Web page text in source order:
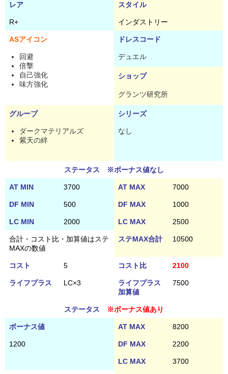
レア スタイル
R+ インダストリー
ASアイコン ドレスコード
回避
倍撃
自己強化
味方強化
デュエル
ショップ
グランツ研究所
グループ シリーズ
ダークマテリアルズ
紫天の絆
なし
ステータス ※ボーナス値なし
AT MIN 3700 AT MAX 7000
DF MIN 500 DF MAX 1000
LC MIN 2000 LC MAX 2500
合計・コスト比・加算値はステ
MAXの数値
ステMAX合計 10500
コスト 5 コスト比 2100
ライフプラス LC×3
ライフプラス
加算値
7500
ステータス ※ボーナス値あり
ボーナス値 AT MAX 8200
1200 DF MAX 2200
LC MAX 3700